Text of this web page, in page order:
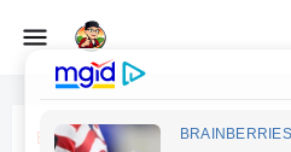
Beranda Landscape